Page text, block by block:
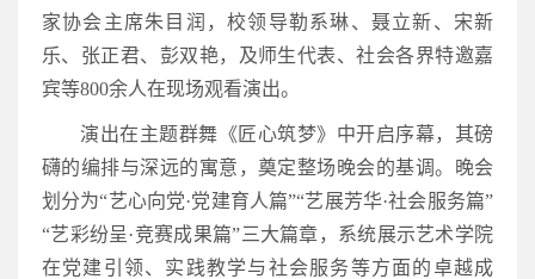
家协会主席朱目润，校领导勒系琳、聂立新、宋新
乐、张正君、彭双艳，及师生代表、社会各界特邀嘉
宾等800余人在现场观看演出。
演出在主题群舞《匠心筑梦》中开启序幕，其磅
礴的编排与深远的寓意，奠定整场晚会的基调。晚会
划分为“艺心向党·党建育人篇”“艺展芳华·社会服务篇”
“艺彩纷呈·竞赛成果篇”三大篇章，系统展示艺术学院
在党建引领、实践教学与社会服务等方面的卓越成